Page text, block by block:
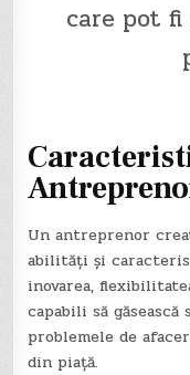
care pot
Un antreprenor
abilități și
inovarea,
capabili să
problemele de
din piață.